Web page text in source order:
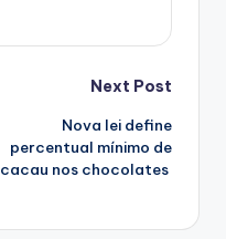
Next Post
Nova lei define
percentual mínimo de
cacau nos chocolates